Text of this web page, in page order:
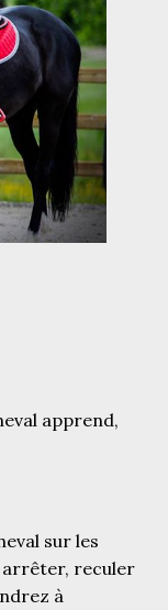
apprend,
sur les
arrêter, reculer
à